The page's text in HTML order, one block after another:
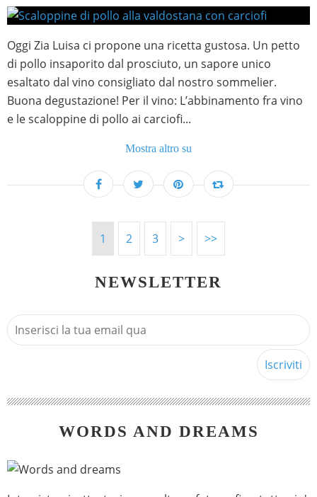
Oggi Zia Luisa ci propone una ricetta gustosa. Un petto
di pollo insaporito dal prosciuto, un sapore unico
esaltato dal vino consigliato dal nostro sommelier.
Buona degustazione! Per il vino: L’abbinamento fra vino
e le scaloppine di pollo ai carciofi...
Mostra altro su
1 2 3 > >>
NEWSLETTER
WORDS AND DREAMS